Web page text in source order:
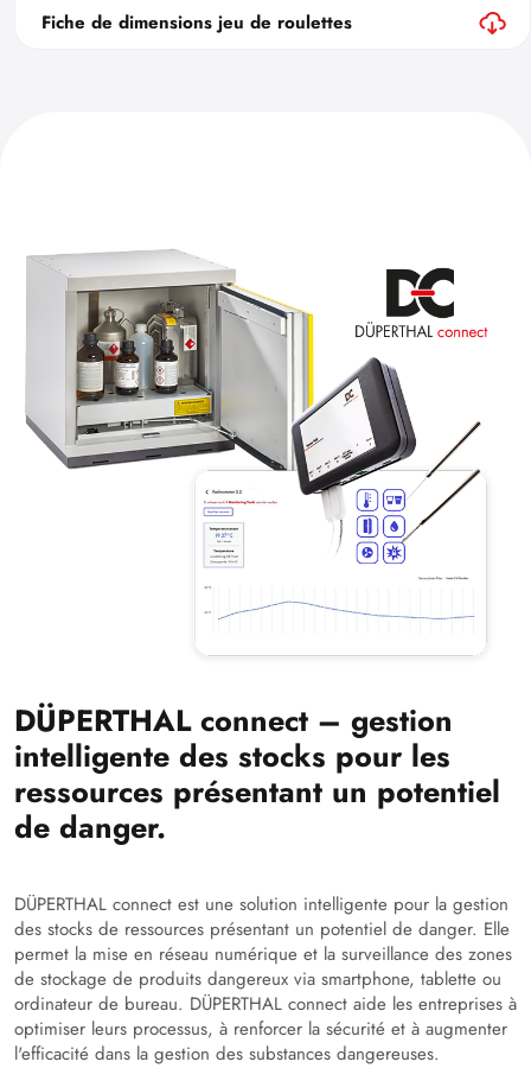
Fiche de dimensions jeu de roulettes
DÜPERTHAL connect – gestion
intelligente des stocks pour les
ressources présentant un potentiel
de danger.
DÜPERTHAL connect est une solution intelligente pour la gestion
des stocks de ressources présentant un potentiel de danger. Elle
permet la mise en réseau numérique et la surveillance des zones
de stockage de produits dangereux via smartphone, tablette ou
ordinateur de bureau. DÜPERTHAL connect aide les entreprises à
optimiser leurs processus, à renforcer la sécurité et à augmenter
l'efficacité dans la gestion des substances dangereuses.